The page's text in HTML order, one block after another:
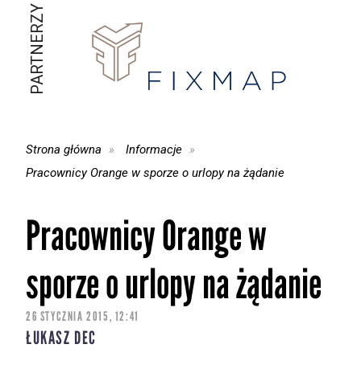
PARTNERZY
Strona główna
Informacje
Pracownicy Orange w sporze o urlopy na żądanie
Pracownicy Orange w
sporze o urlopy na żądanie
26 STYCZNIA 2015, 12:41
ŁUKASZ DEC